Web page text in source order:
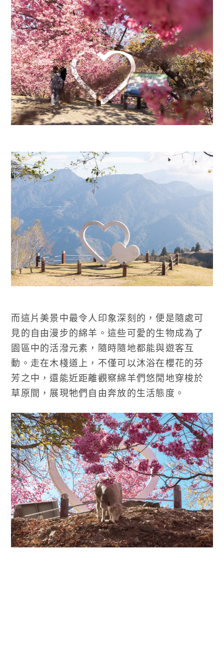
而這片美景中最令人印象深刻的，便是隨處可
見的自由漫步的綿羊。這些可愛的生物成為了
園區中的活潑元素，隨時隨地都能與遊客互
動。走在木棧道上，不僅可以沐浴在櫻花的芬
芳之中，還能近距離觀察綿羊們悠閒地穿梭於
草原間，展現牠們自由奔放的生活態度。